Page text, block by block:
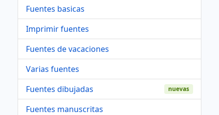
Fuentes basicas
Imprimir fuentes
Fuentes de vacaciones
Varias fuentes
Fuentes dibujadas
nuevas
Fuentes manuscritas